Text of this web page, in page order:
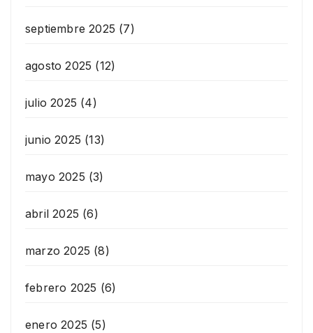
septiembre 2025 (7)
agosto 2025 (12)
julio 2025 (4)
junio 2025 (13)
mayo 2025 (3)
abril 2025 (6)
marzo 2025 (8)
febrero 2025 (6)
enero 2025 (5)